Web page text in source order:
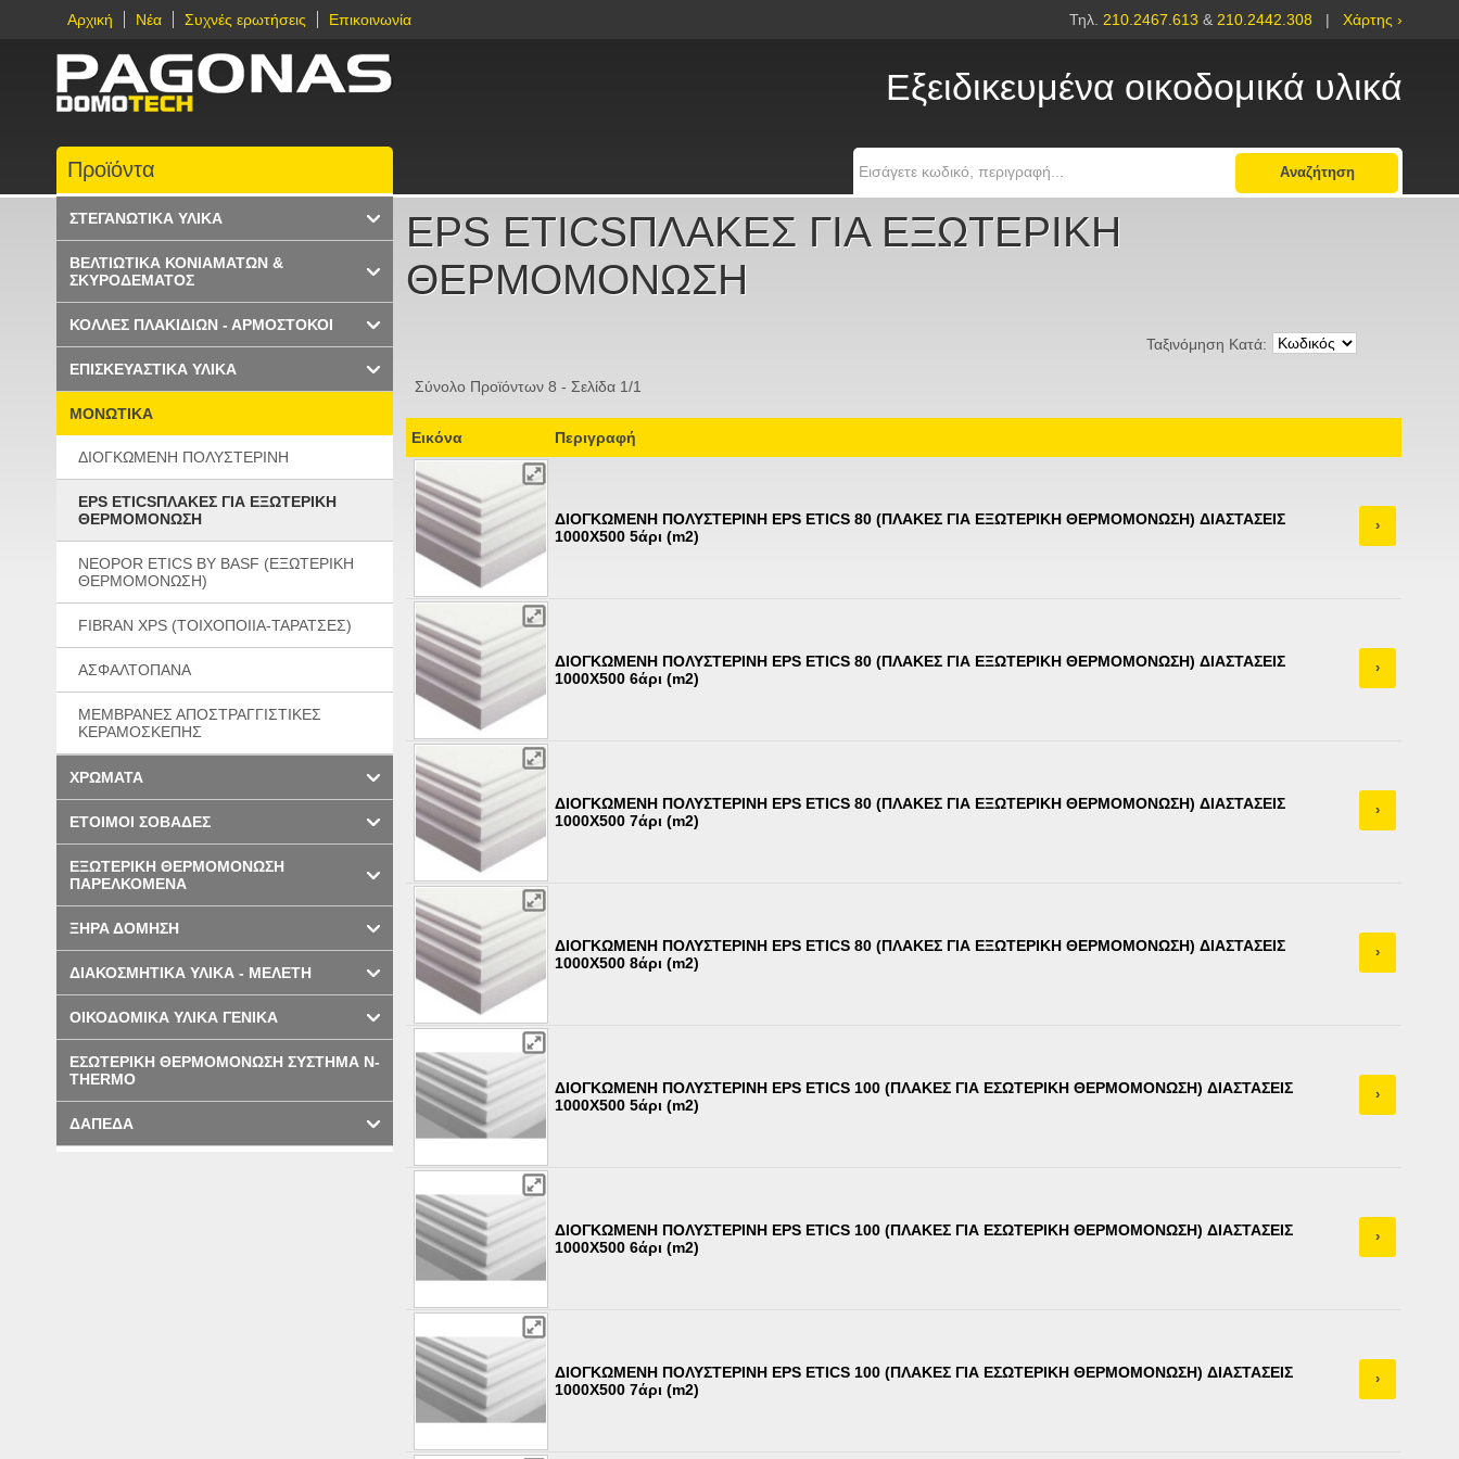
Αρχική Νέα Συχνές ερωτήσεις Επικοινωνία Τηλ. 210.2467.613 & 210.2442.308 | Χάρτης ›
Εξειδικευμένα οικοδομικά υλικά
Αναζήτηση
EPS ETICSΠΛΑΚΕΣ ΓΙΑ ΕΞΩΤΕΡΙΚΗ
ΘΕΡΜΟΜΟΝΩΣΗ
Ταξινόμηση Κατά:
Σύνολο Προϊόντων 8 - Σελίδα 1/1
Εικόνα Περιγραφή
ΔΙΟΓΚΩΜΕΝΗ ΠΟΛΥΣΤΕΡΙΝΗ EPS ETICS 80 (ΠΛΑΚΕΣ ΓΙΑ ΕΞΩΤΕΡΙΚΗ ΘΕΡΜΟΜΟΝΩΣΗ) ΔΙΑΣΤΑΣΕΙΣ
1000Χ500 5άρι (m2)
›
ΔΙΟΓΚΩΜΕΝΗ ΠΟΛΥΣΤΕΡΙΝΗ EPS ETICS 80 (ΠΛΑΚΕΣ ΓΙΑ ΕΞΩΤΕΡΙΚΗ ΘΕΡΜΟΜΟΝΩΣΗ) ΔΙΑΣΤΑΣΕΙΣ
1000Χ500 6άρι (m2)
›
ΔΙΟΓΚΩΜΕΝΗ ΠΟΛΥΣΤΕΡΙΝΗ EPS ETICS 80 (ΠΛΑΚΕΣ ΓΙΑ ΕΞΩΤΕΡΙΚΗ ΘΕΡΜΟΜΟΝΩΣΗ) ΔΙΑΣΤΑΣΕΙΣ
1000Χ500 7άρι (m2)
›
ΔΙΟΓΚΩΜΕΝΗ ΠΟΛΥΣΤΕΡΙΝΗ EPS ETICS 80 (ΠΛΑΚΕΣ ΓΙΑ ΕΞΩΤΕΡΙΚΗ ΘΕΡΜΟΜΟΝΩΣΗ) ΔΙΑΣΤΑΣΕΙΣ
1000Χ500 8άρι (m2)
›
ΔΙΟΓΚΩΜΕΝΗ ΠΟΛΥΣΤΕΡΙΝΗ EPS ETICS 100 (ΠΛΑΚΕΣ ΓΙΑ ΕΣΩΤΕΡΙΚΗ ΘΕΡΜΟΜΟΝΩΣΗ) ΔΙΑΣΤΑΣΕΙΣ
1000Χ500 5άρι (m2)
›
ΔΙΟΓΚΩΜΕΝΗ ΠΟΛΥΣΤΕΡΙΝΗ EPS ETICS 100 (ΠΛΑΚΕΣ ΓΙΑ ΕΣΩΤΕΡΙΚΗ ΘΕΡΜΟΜΟΝΩΣΗ) ΔΙΑΣΤΑΣΕΙΣ
1000Χ500 6άρι (m2)
›
ΔΙΟΓΚΩΜΕΝΗ ΠΟΛΥΣΤΕΡΙΝΗ EPS ETICS 100 (ΠΛΑΚΕΣ ΓΙΑ ΕΣΩΤΕΡΙΚΗ ΘΕΡΜΟΜΟΝΩΣΗ) ΔΙΑΣΤΑΣΕΙΣ
1000Χ500 7άρι (m2)
›
Προϊόντα
ΣΤΕΓΑΝΩΤΙΚΑ ΥΛΙΚΑ
ΒΕΛΤΙΩΤΙΚΑ ΚΟΝΙΑΜΑΤΩΝ &
ΣΚΥΡΟΔΕΜΑΤΟΣ
ΚΟΛΛΕΣ ΠΛΑΚΙΔΙΩΝ - ΑΡΜΟΣΤΟΚΟΙ
ΕΠΙΣΚΕΥΑΣΤΙΚΑ ΥΛΙΚΑ
ΜΟΝΩΤΙΚΑ
ΔΙΟΓΚΩΜΕΝΗ ΠΟΛΥΣΤΕΡΙΝΗ
EPS ETICSΠΛΑΚΕΣ ΓΙΑ ΕΞΩΤΕΡΙΚΗ
ΘΕΡΜΟΜΟΝΩΣΗ
NEOPOR ETICS BY BASF (ΕΞΩΤΕΡΙΚΗ
ΘΕΡΜΟΜΟΝΩΣΗ)
FIBRAN XPS (ΤΟΙΧΟΠΟΙΙΑ-ΤΑΡΑΤΣΕΣ)
ΑΣΦΑΛΤΟΠΑΝΑ
ΜΕΜΒΡΑΝΕΣ ΑΠΟΣΤΡΑΓΓΙΣΤΙΚΕΣ
ΚΕΡΑΜΟΣΚΕΠΗΣ
ΧΡΩΜΑΤΑ
ΕΤΟΙΜΟΙ ΣΟΒΑΔΕΣ
ΕΞΩΤΕΡΙΚΗ ΘΕΡΜΟΜΟΝΩΣΗ
ΠΑΡΕΛΚΟΜΕΝΑ
ΞΗΡΑ ΔΟΜΗΣΗ
ΔΙΑΚΟΣΜΗΤΙΚΑ ΥΛΙΚΑ - ΜΕΛΕΤΗ
ΟΙΚΟΔΟΜΙΚΑ ΥΛΙΚΑ ΓΕΝΙΚΑ
ΕΣΩΤΕΡΙΚΗ ΘΕΡΜΟΜΟΝΩΣΗ ΣΥΣΤΗΜΑ N-
THERMO
ΔΑΠΕΔΑ